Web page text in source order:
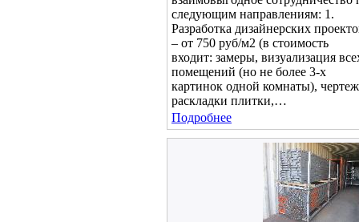
следующим направлениям: 1.
Разработка дизайнерских
– от 750 руб/м2 (в стоимость
входит: замеры, визуализация
помещений (но не более 3-х
картинок одной комнаты),
раскладки плитки,…
Подробнее